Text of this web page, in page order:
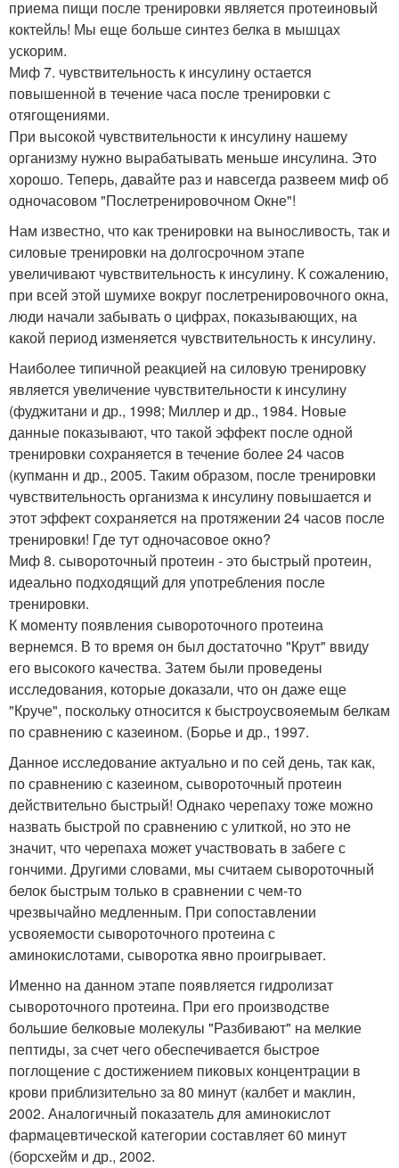
приема пищи после тренировки является протеиновый
коктейль! Мы еще больше синтез белка в мышцах
ускорим.
Миф 7. чувствительность к инсулину остается
повышенной в течение часа после тренировки с
отягощениями.
При высокой чувствительности к инсулину нашему
организму нужно вырабатывать меньше инсулина. Это
хорошо. Теперь, давайте раз и навсегда развеем миф об
одночасовом "Послетренировочном Окне"!
Нам известно, что как тренировки на выносливость, так и
силовые тренировки на долгосрочном этапе
увеличивают чувствительность к инсулину. К сожалению,
при всей этой шумихе вокруг послетренировочного окна,
люди начали забывать о цифрах, показывающих, на
какой период изменяется чувствительность к инсулину.
Наиболее типичной реакцией на силовую тренировку
является увеличение чувствительности к инсулину
(фуджитани и др., 1998; Миллер и др., 1984. Новые
данные показывают, что такой эффект после одной
тренировки сохраняется в течение более 24 часов
(купманн и др., 2005. Таким образом, после тренировки
чувствительность организма к инсулину повышается и
этот эффект сохраняется на протяжении 24 часов после
тренировки! Где тут одночасовое окно?
Миф 8. сывороточный протеин - это быстрый протеин,
идеально подходящий для употребления после
тренировки.
К моменту появления сывороточного протеина
вернемся. В то время он был достаточно "Крут" ввиду
его высокого качества. Затем были проведены
исследования, которые доказали, что он даже еще
"Круче", поскольку относится к быстроусвояемым белкам
по сравнению с казеином. (Борье и др., 1997.
Данное исследование актуально и по сей день, так как,
по сравнению с казеином, сывороточный протеин
действительно быстрый! Однако черепаху тоже можно
назвать быстрой по сравнению с улиткой, но это не
значит, что черепаха может участвовать в забеге с
гончими. Другими словами, мы считаем сывороточный
белок быстрым только в сравнении с чем-то
чрезвычайно медленным. При сопоставлении
усвояемости сывороточного протеина с
аминокислотами, сыворотка явно проигрывает.
Именно на данном этапе появляется гидролизат
сывороточного протеина. При его производстве
большие белковые молекулы "Разбивают" на мелкие
пептиды, за счет чего обеспечивается быстрое
поглощение с достижением пиковых концентрации в
крови приблизительно за 80 минут (калбет и маклин,
2002. Аналогичный показатель для аминокислот
фармацевтической категории составляет 60 минут
(борсхейм и др., 2002.